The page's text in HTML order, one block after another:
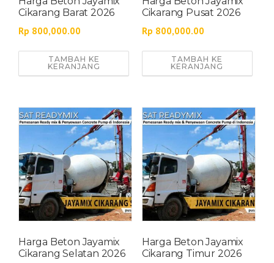
Cikarang Barat 2026
Rp 800,000.00
TAMBAH KE
KERANJANG
Cikarang Pusat 2026
Rp 800,000.00
TAMBAH KE
KERANJANG
Harga Beton Jayamix
Cikarang Selatan 2026
Harga Beton Jayamix
Cikarang Timur 2026